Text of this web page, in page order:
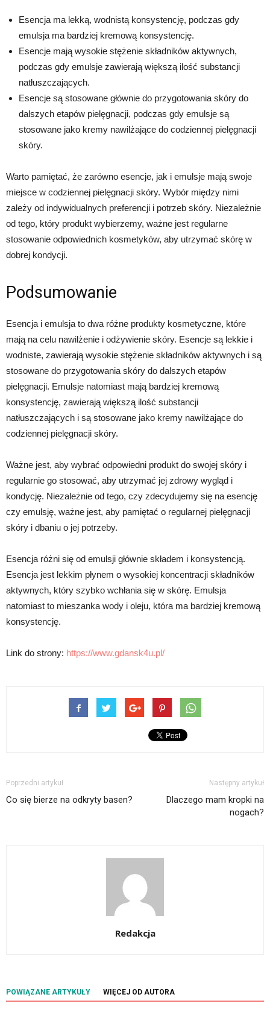
Esencja ma lekką, wodnistą konsystencję, podczas gdy
emulsja ma bardziej kremową konsystencję.
Esencje mają wysokie stężenie składników aktywnych,
podczas gdy emulsje zawierają większą ilość substancji
natłuszczających.
Esencje są stosowane głównie do przygotowania skóry do
dalszych etapów pielęgnacji, podczas gdy emulsje są
stosowane jako kremy nawilżające do codziennej pielęgnacji
skóry.
Warto pamiętać, że zarówno esencje, jak i emulsje mają swoje
miejsce w codziennej pielęgnacji skóry. Wybór między nimi
zależy od indywidualnych preferencji i potrzeb skóry. Niezależnie
od tego, który produkt wybierzemy, ważne jest regularne
stosowanie odpowiednich kosmetyków, aby utrzymać skórę w
dobrej kondycji.
Podsumowanie
Esencja i emulsja to dwa różne produkty kosmetyczne, które
mają na celu nawilżenie i odżywienie skóry. Esencje są lekkie i
wodniste, zawierają wysokie stężenie składników aktywnych i są
stosowane do przygotowania skóry do dalszych etapów
pielęgnacji. Emulsje natomiast mają bardziej kremową
konsystencję, zawierają większą ilość substancji
natłuszczających i są stosowane jako kremy nawilżające do
codziennej pielęgnacji skóry.
Ważne jest, aby wybrać odpowiedni produkt do swojej skóry i
regularnie go stosować, aby utrzymać jej zdrowy wygląd i
kondycję. Niezależnie od tego, czy zdecydujemy się na esencję
czy emulsję, ważne jest, aby pamiętać o regularnej pielęgnacji
skóry i dbaniu o jej potrzeby.
Esencja różni się od emulsji głównie składem i konsystencją.
Esencja jest lekkim płynem o wysokiej koncentracji składników
aktywnych, który szybko wchłania się w skórę. Emulsja
natomiast to mieszanka wody i oleju, która ma bardziej kremową
konsystencję.
Link do strony: https://www.gdansk4u.pl/
Poprzedni artykuł
Co się bierze na odkryty basen?
Następny artykuł
Dlaczego mam kropki na
nogach?
Redakcja
POWIĄZANE ARTYKUŁY WIĘCEJ OD AUTORA